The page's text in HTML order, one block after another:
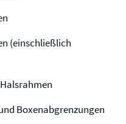
(einschließlich
Boxenabgrenzungen